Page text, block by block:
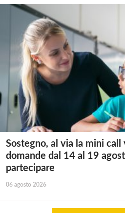
Sostegno, al via la mini
domande dal 14 al 19
partecipare
06 agosto 2026